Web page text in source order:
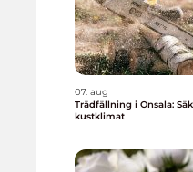
07. aug
Trädfällning i Onsala:
kustklimat